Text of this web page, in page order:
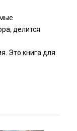
делится
Это книга для